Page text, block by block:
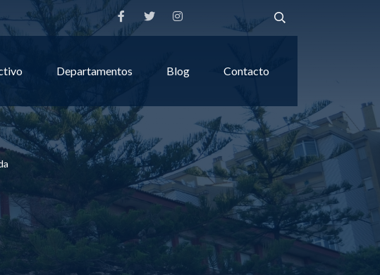
Departamentos Blog Contacto